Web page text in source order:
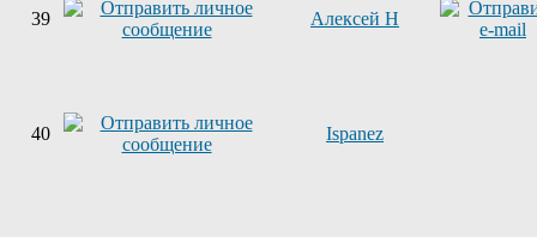
39 Алексей Н
40 Ispanez